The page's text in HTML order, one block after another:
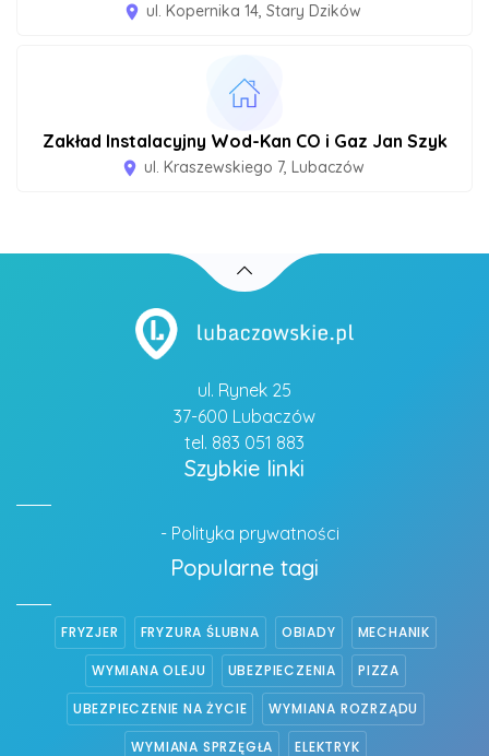
room ul. Kopernika 14, Stary Dzików
Zakład Instalacyjny Wod-Kan CO i Gaz Jan Szyk
room ul. Kraszewskiego 7, Lubaczów
ul. Rynek 25
37-600 Lubaczów
tel. 883 051 883
Szybkie linki
- Polityka prywatności
Popularne tagi
FRYZJER FRYZURA ŚLUBNA OBIADY MECHANIK
WYMIANA OLEJU UBEZPIECZENIA PIZZA
UBEZPIECZENIE NA ŻYCIE WYMIANA ROZRZĄDU
WYMIANA SPRZĘGŁA ELEKTRYK